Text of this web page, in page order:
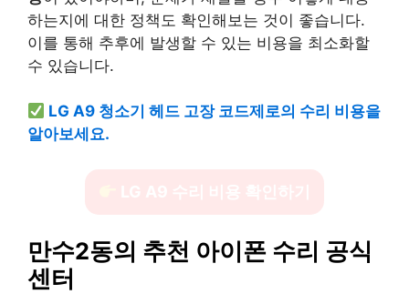
하는지에 대한 정책도 확인해보는 것이 좋습니다.
이를 통해 추후에 발생할 수 있는 비용을 최소화할
수 있습니다.
LG A9 청소기 헤드 고장 코드제로의 수리 비용을
알아보세요.
만수2동의 추천 아이폰 수리 공식
센터